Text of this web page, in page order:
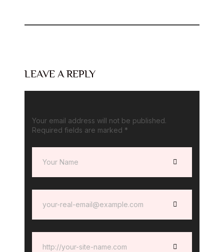
LEAVE A REPLY
Your email address will not be published.
Required fields are marked *